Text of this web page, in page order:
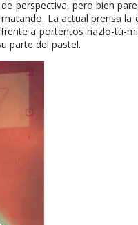
perspectiva, pero bien
La actual prensa
a portentos hazlo-tú-
parte del pastel.